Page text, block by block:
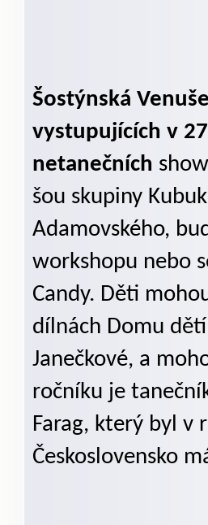
Šostýnská
vystupujících v
netanečních
šou skupiny
Adamovského,
workshopu nebo
Candy. Děti
dílnách Domu
Janečkové, a
ročníku je
Farag, který byl v
Československo